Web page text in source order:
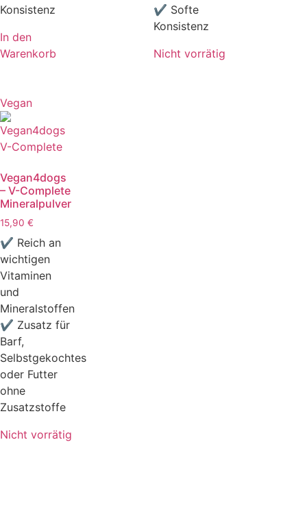
Konsistenz
In den
Warenkorb
✔ Softe
Konsistenz
Nicht vorrätig
Vegan
Vegan4dogs
– V-Complete
Mineralpulver
15,90 €
✔ Reich an
wichtigen
Vitaminen
und
Mineralstoffen
✔ Zusatz für
Barf,
Selbstgekochtes
oder Futter
ohne
Zusatzstoffe
Nicht vorrätig